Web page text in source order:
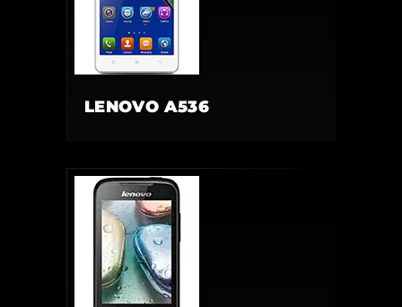
LENOVO A536